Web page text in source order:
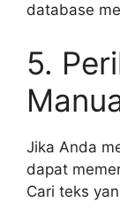
database
5.
Jika Anda
dapat
Cari teks